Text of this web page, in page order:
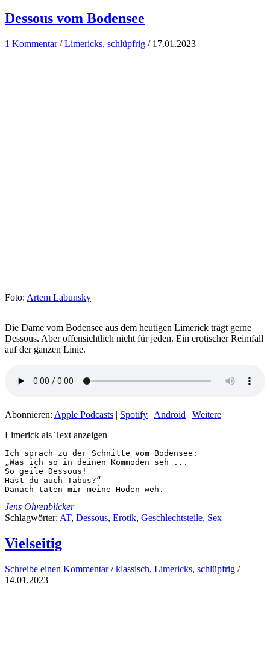
Dessous vom Bodensee
1 Kommentar /Limericks, schlüpfrig / 17.01.2023
Foto: Artem Labunsky
Die Dame vom Bodensee aus dem heutigen Limerick trägt gerne
Dessous. Aber offensichtlich nicht für jeden. Ein erotischer Reimfall
auf der ganzen Linie.
Abonnieren: Apple Podcasts | Spotify | Android | Weitere
Limerick als Text anzeigen
Ich sprach zu der Schnitte vom Bodensee:
„Was ich so in deinen Kommoden seh ...
So geile Dessous!
Hast du auch Tabus?“
Danach taten mir meine Hoden weh.
Jens Ohrenblicker
Schlagwörter: AT, Dessous, Erotik, Geschlechtsteile, Sex
Vielseitig
Schreibe einen Kommentar /klassisch, Limericks, schlüpfrig /
14.01.2023